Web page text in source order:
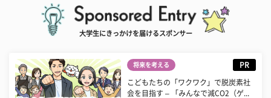
大学生にきっかけを届けるスポンサー
将来を考える PR
こどもたちの「ワクワク」で脱炭素社
会を目指す – 「みんなで減CO2（ゲ...